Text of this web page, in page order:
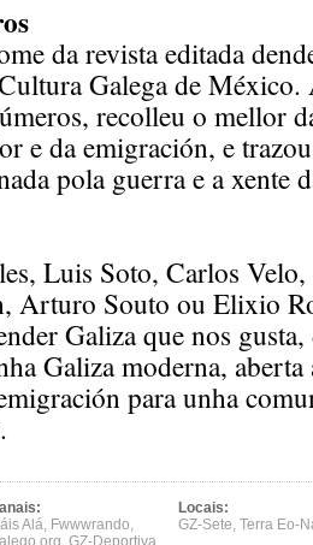
da revista editada
Galega de
recolleu o mellor
e da emigración, e
pola guerra e a xente
Luis Soto, Carlos
Arturo Souto ou Elixio
Galiza que nos
Galiza moderna,
para unha
Alá, Fwwwrando,
GZ-Deportiva
Locais:
GZ-Sete, Terra Eo-